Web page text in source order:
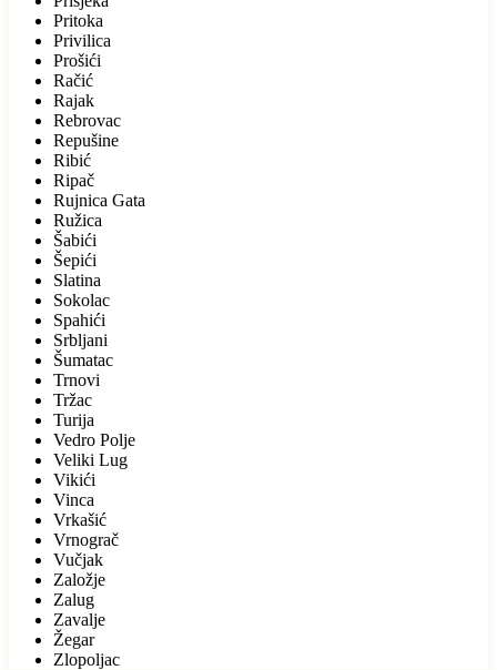
Pritoka
Privilica
Prošići
Račić
Rajak
Rebrovac
Repušine
Ribić
Ripač
Rujnica Gata
Ružica
Šabići
Šepići
Slatina
Sokolac
Spahići
Srbljani
Šumatac
Trnovi
Tržac
Turija
Vedro Polje
Veliki Lug
Vikići
Vinca
Vrkašić
Vrnograč
Vučjak
Založje
Zalug
Zavalje
Žegar
Zlopoljac